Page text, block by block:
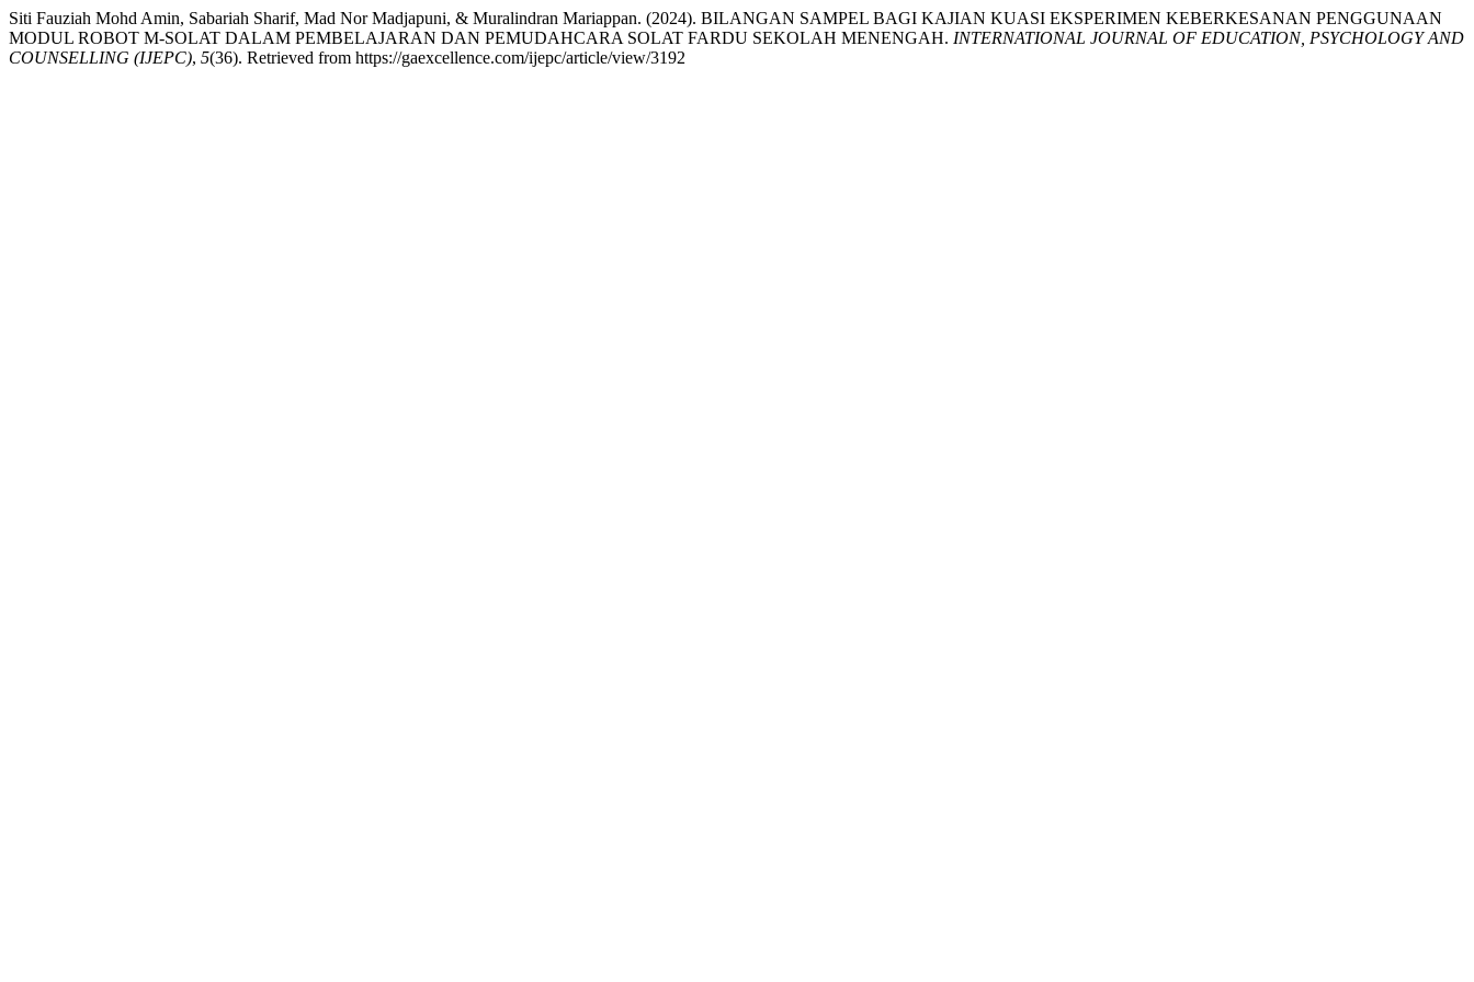
Siti Fauziah Mohd Amin, Sabariah Sharif, Mad Nor Madjapuni, & Muralindran Mariappan. (2024). BILANGAN SAMPEL BAGI KAJIAN KUASI EKSPERIMEN KEBERKESANAN PENGGUNAAN
MODUL ROBOT M-SOLAT DALAM PEMBELAJARAN DAN PEMUDAHCARA SOLAT FARDU SEKOLAH MENENGAH. INTERNATIONAL JOURNAL OF EDUCATION, PSYCHOLOGY AND
COUNSELLING (IJEPC), 5(36). Retrieved from https://gaexcellence.com/ijepc/article/view/3192